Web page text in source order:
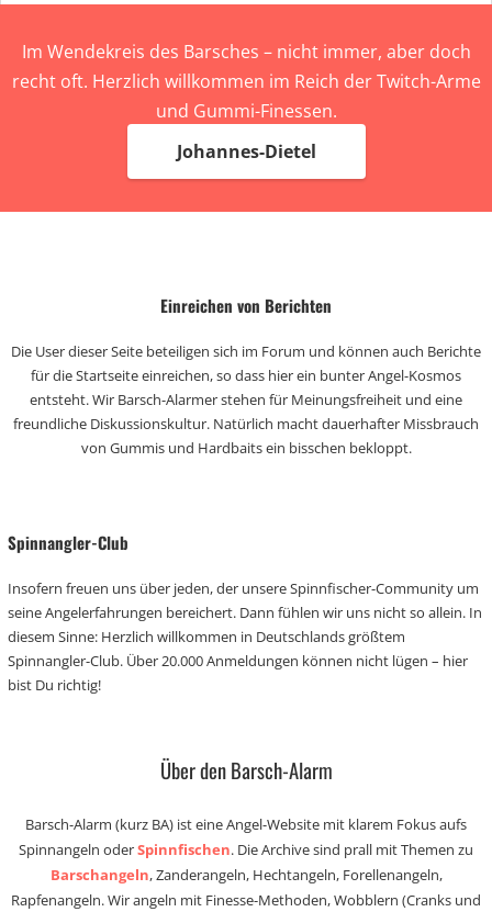
Im Wendekreis des Barsches – nicht immer, aber doch
recht oft. Herzlich willkommen im Reich der Twitch-Arme
und Gummi-Finessen.
Johannes-Dietel
Einreichen von Berichten
Die User dieser Seite beteiligen sich im Forum und können auch Berichte
für die Startseite einreichen, so dass hier ein bunter Angel-Kosmos
entsteht. Wir Barsch-Alarmer stehen für Meinungsfreiheit und eine
freundliche Diskussionskultur. Natürlich macht dauerhafter Missbrauch
von Gummis und Hardbaits ein bisschen bekloppt.
Spinnangler-Club
Insofern freuen uns über jeden, der unsere Spinnfischer-Community um
seine Angelerfahrungen bereichert. Dann fühlen wir uns nicht so allein. In
diesem Sinne: Herzlich willkommen in Deutschlands größtem
Spinnangler-Club. Über 20.000 Anmeldungen können nicht lügen – hier
bist Du richtig!
Über den Barsch-Alarm
Barsch-Alarm (kurz BA) ist eine Angel-Website mit klarem Fokus aufs
Spinnangeln oderSpinnfischen. Die Archive sind prall mit Themen zu
Barschangeln, Zanderangeln, Hechtangeln, Forellenangeln,
Rapfenangeln. Wir angeln mit Finesse-Methoden, Wobblern (Cranks und